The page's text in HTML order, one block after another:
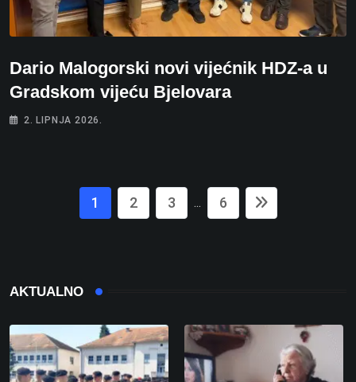
Dario Malogorski novi vijećnik HDZ-a u
Gradskom vijeću Bjelovara
2. LIPNJA 2026.
1 2 3 ... 6
AKTUALNO